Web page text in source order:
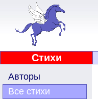
Стихи
Авторы
Все стихи